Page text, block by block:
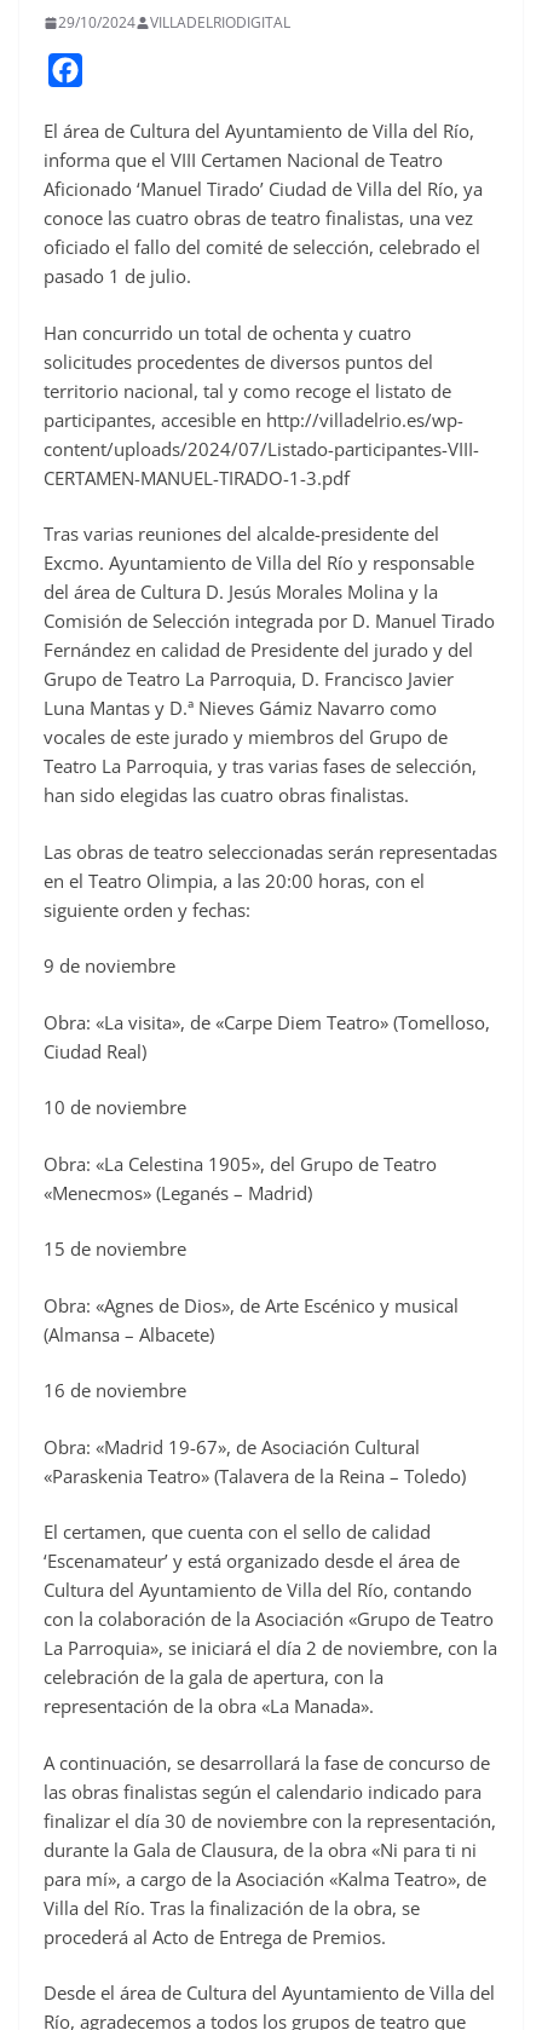
29/10/2024 VILLADELRIODIGITAL
c
e
o
o
El área de Cultura del Ayuntamiento de Villa del Río,
informa que el VIII Certamen Nacional de Teatro
Aficionado ‘Manuel Tirado’ Ciudad de Villa del Río, ya
conoce las cuatro obras de teatro finalistas, una vez
oficiado el fallo del comité de selección, celebrado el
pasado 1 de julio.
Han concurrido un total de ochenta y cuatro
solicitudes procedentes de diversos puntos del
territorio nacional, tal y como recoge el listato de
participantes, accesible en http://villadelrio.es/wp-
content/uploads/2024/07/Listado-participantes-VIII-
CERTAMEN-MANUEL-TIRADO-1-3.pdf
Tras varias reuniones del alcalde-presidente del
Excmo. Ayuntamiento de Villa del Río y responsable
del área de Cultura D. Jesús Morales Molina y la
Comisión de Selección integrada por D. Manuel Tirado
Fernández en calidad de Presidente del jurado y del
Grupo de Teatro La Parroquia, D. Francisco Javier
Luna Mantas y D.ª Nieves Gámiz Navarro como
vocales de este jurado y miembros del Grupo de
Teatro La Parroquia, y tras varias fases de selección,
han sido elegidas las cuatro obras finalistas.
Las obras de teatro seleccionadas serán representadas
en el Teatro Olimpia, a las 20:00 horas, con el
siguiente orden y fechas:
9 de noviembre
Obra: «La visita», de «Carpe Diem Teatro» (Tomelloso,
Ciudad Real)
10 de noviembre
Obra: «La Celestina 1905», del Grupo de Teatro
«Menecmos» (Leganés – Madrid)
15 de noviembre
Obra: «Agnes de Dios», de Arte Escénico y musical
(Almansa – Albacete)
16 de noviembre
Obra: «Madrid 19-67», de Asociación Cultural
«Paraskenia Teatro» (Talavera de la Reina – Toledo)
El certamen, que cuenta con el sello de calidad
‘Escenamateur’ y está organizado desde el área de
Cultura del Ayuntamiento de Villa del Río, contando
con la colaboración de la Asociación «Grupo de Teatro
La Parroquia», se iniciará el día 2 de noviembre, con la
celebración de la gala de apertura, con la
representación de la obra «La Manada».
A continuación, se desarrollará la fase de concurso de
las obras finalistas según el calendario indicado para
finalizar el día 30 de noviembre con la representación,
durante la Gala de Clausura, de la obra «Ni para ti ni
para mí», a cargo de la Asociación «Kalma Teatro», de
Villa del Río. Tras la finalización de la obra, se
procederá al Acto de Entrega de Premios.
Desde el área de Cultura del Ayuntamiento de Villa del
Río, agradecemos a todos los grupos de teatro que